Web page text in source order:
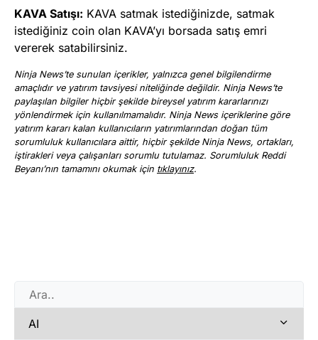
KAVA Satışı: KAVA satmak istediğinizde, satmak
istediğiniz coin olan KAVA’yı borsada satış emri
vererek satabilirsiniz.
Ninja News’te sunulan içerikler, yalnızca genel bilgilendirme
amaçlıdır ve yatırım tavsiyesi niteliğinde değildir. Ninja News’te
paylaşılan bilgiler hiçbir şekilde bireysel yatırım kararlarınızı
yönlendirmek için kullanılmamalıdır. Ninja News içeriklerine göre
yatırım kararı kalan kullanıcıların yatırımlarından doğan tüm
sorumluluk kullanıcılara aittir, hiçbir şekilde Ninja News, ortakları,
iştirakleri veya çalışanları sorumlu tutulamaz. Sorumluluk Reddi
Beyanı’nın tamamını okumak için tıklayınız.
AI